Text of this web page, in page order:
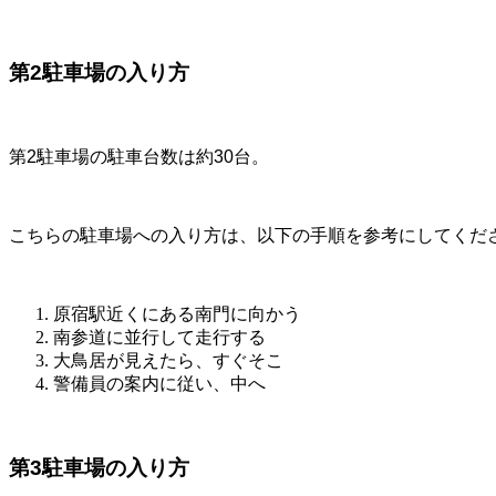
第2駐車場の入り方
第2駐車場の駐車台数は約30台。
こちらの駐車場への入り方は、以下の手順を参考にしてくだ
原宿駅近くにある南門に向かう
南参道に並行して走行する
大鳥居が見えたら、すぐそこ
警備員の案内に従い、中へ
第3駐車場の入り方